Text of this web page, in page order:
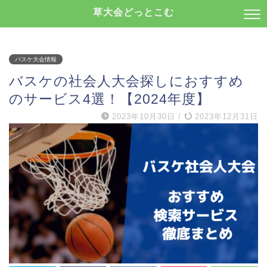
草大会どっとこむ
バスケ大会情報
バスケの社会人大会探しにおすすめ
のサービス4選！【2024年度】
2023年10月30日 / 2023年12月31日